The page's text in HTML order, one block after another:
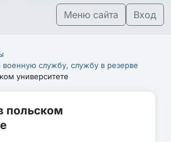
Меню сайта Вход
службу, службу в резерве
университете
польском